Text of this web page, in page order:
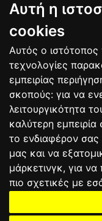
Αυτή η
cookies
Αυτός ο ιστότοπος
τεχνολογίες
εμπειρίας
σκοπούς: για να
λειτουργικότητα
καλύτερη εμπειρία
το ενδιαφέρον σας
μας και να
μάρκετινγκ, για να
πιο σχετικές με
9 Alex MARQUEZ
Luca MARINI